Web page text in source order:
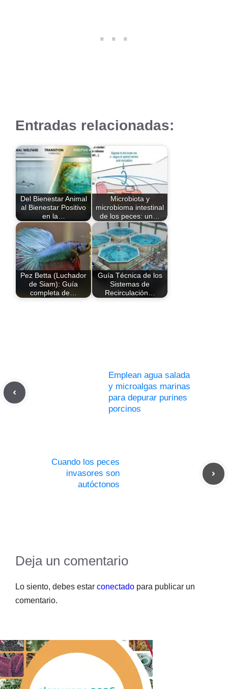
Entradas relacionadas:
Del Bienestar Animal
al Bienestar Positivo
en la…
Microbiota y
microbioma intestinal
de los peces: un…
Pez Betta (Luchador
de Siam): Guía
completa de…
Guía Técnica de los
Sistemas de
Recirculación…
Emplean agua salada
y microalgas marinas
para depurar purines
porcinos
Cuando los peces
invasores son
autóctonos
Deja un comentario
Lo siento, debes estar conectado para publicar un
comentario.